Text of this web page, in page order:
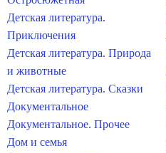
Детская литература.
Приключения
Детская литература. Природа
и животные
Детская литература. Сказки
Документальное
Документальное. Прочее
Дом и семья